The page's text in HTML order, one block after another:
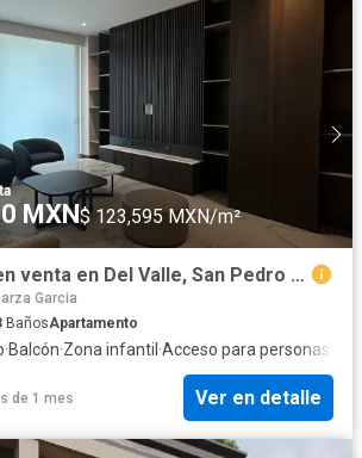
MXN$ 123,595 MXN/m²
Departamento en venta en Del Valle, San Pedro Garza García, Nuevo León
Garcia
BañosApartamento
·Balcón·Zona infantil ·Acceso para personas
de 1 mes Ver en detalle